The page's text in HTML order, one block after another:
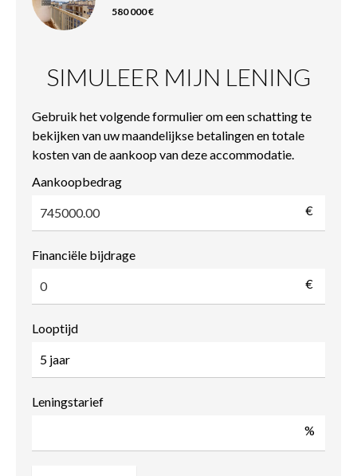
580 000 €
SIMULEER MIJN LENING
Gebruik het volgende formulier om een schatting te
bekijken van uw maandelijkse betalingen en totale
kosten van de aankoop van deze accommodatie.
Aankoopbedrag
€
Financiële bijdrage
€
Looptijd
Leningstarief
%